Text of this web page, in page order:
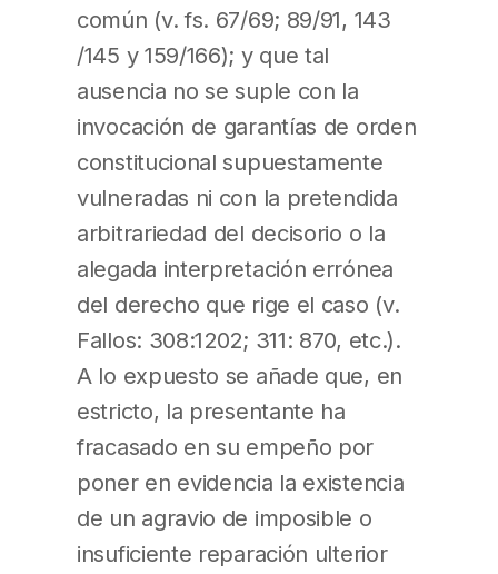
común (v. fs. 67/69; 89/91, 143
/145 y 159/166); y que tal
ausencia no se suple con la
invocación de garantías de orden
constitucional supuestamente
vulneradas ni con la pretendida
arbitrariedad del decisorio o la
alegada interpretación errónea
del derecho que rige el caso (v.
Fallos: 308:1202; 311: 870, etc.).
A lo expuesto se añade que, en
estricto, la presentante ha
fracasado en su empeño por
poner en evidencia la existencia
de un agravio de imposible o
insuficiente reparación ulterior